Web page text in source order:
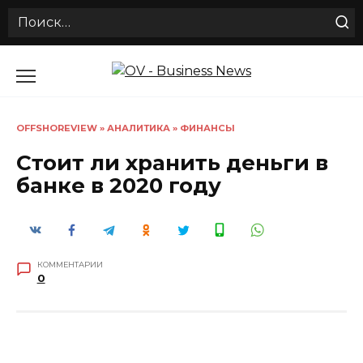
Search
OFFSHOREVIEW » АНАЛИТИКА » ФИНАНСЫ
Стоит ли хранить деньги в
банке в 2020 году
КОММЕНТАРИИ
0